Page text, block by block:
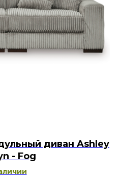
диван Ashley
- Fog